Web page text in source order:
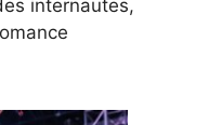
internautes,